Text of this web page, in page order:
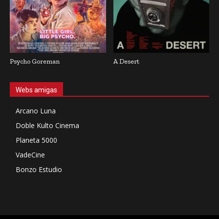
Psycho Goreman A Desert
Webs amigas
Arcano Luna
Doble Kulto Cinema
Planeta 5000
VadeCine
Bonzo Estudio